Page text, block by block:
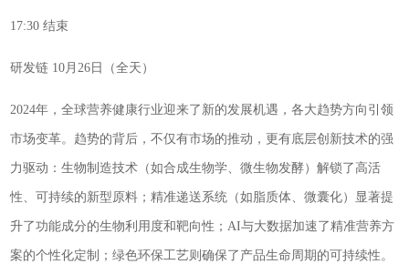
17:30 结束
研发链 10月26日（全天）
2024年，全球营养健康行业迎来了新的发展机遇，各大趋势方向引领
市场变革。趋势的背后，不仅有市场的推动，更有底层创新技术的强
力驱动：生物制造技术（如合成生物学、微生物发酵）解锁了高活
性、可持续的新型原料；精准递送系统（如脂质体、微囊化）显著提
升了功能成分的生物利用度和靶向性；AI与大数据加速了精准营养方
案的个性化定制；绿色环保工艺则确保了产品生命周期的可持续性。